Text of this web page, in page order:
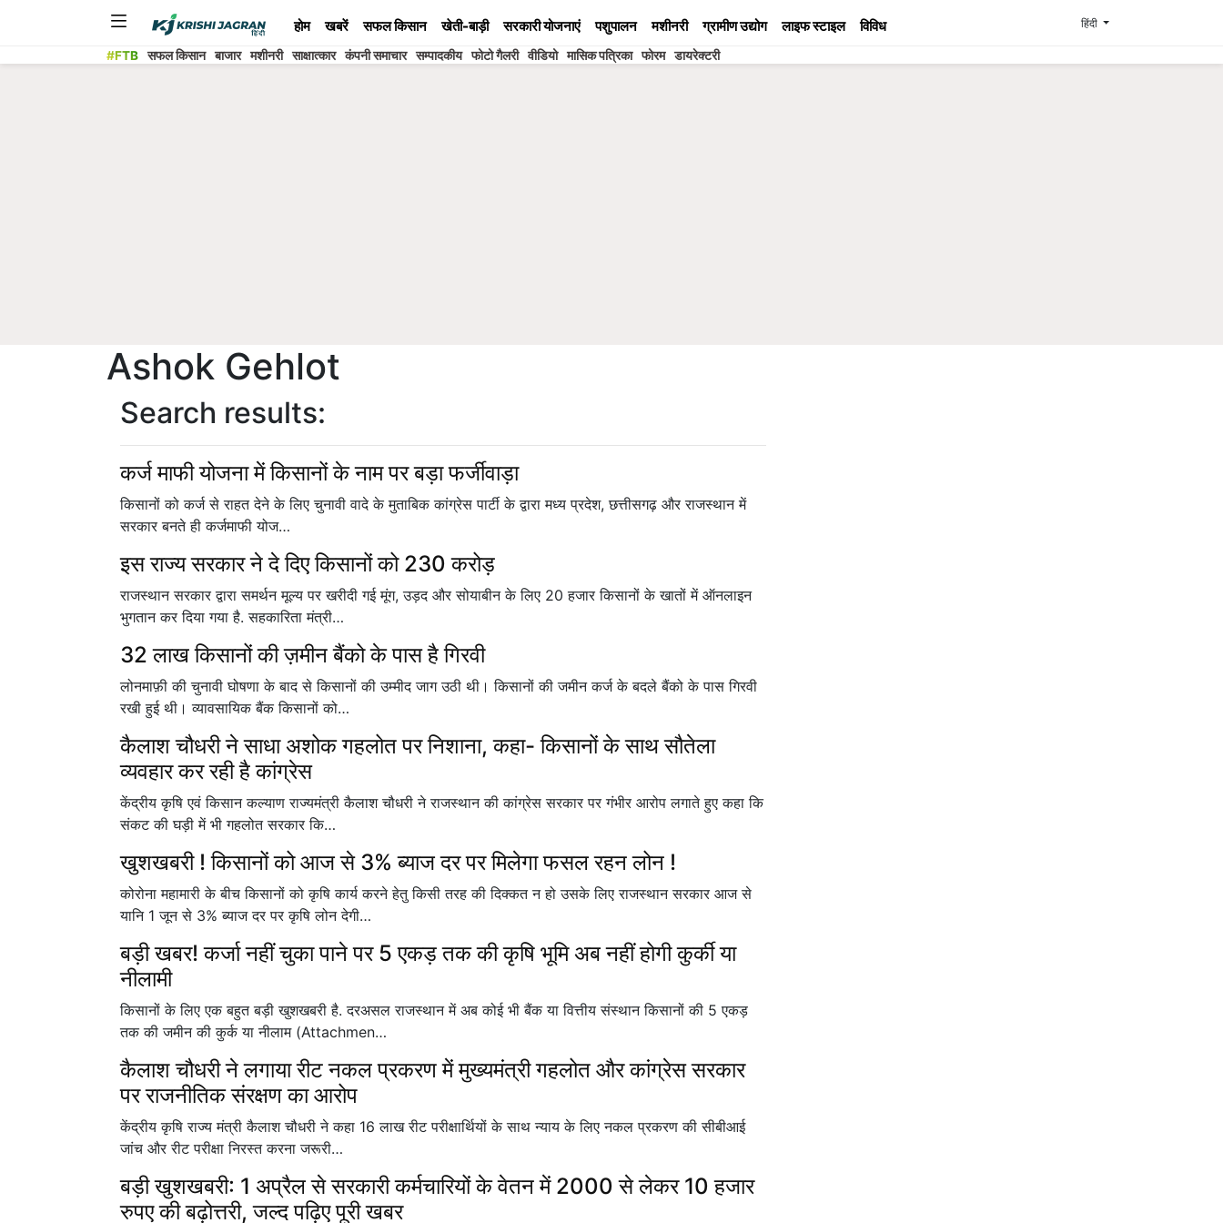
होम खबरें सफल किसान खेती-बाड़ी सरकारी योजनाएं पशुपालन मशीनरी ग्रामीण उद्योग लाइफ स्टाइल विविध हिंदी
#FTB सफल किसान बाजार मशीनरी साक्षात्कार कंपनी समाचार सम्पादकीय फोटो गैलरी वीडियो मासिक पत्रिका फोरम डायरेक्टरी
Ashok Gehlot
Search results:
कर्ज माफी योजना में किसानों के नाम पर बड़ा फर्जीवाड़ा
किसानों को कर्ज से राहत देने के लिए चुनावी वादे के मुताबिक कांग्रेस पार्टी के द्वारा मध्य प्रदेश, छत्तीसगढ़ और राजस्थान में
सरकार बनते ही कर्जमाफी योज…
इस राज्य सरकार ने दे दिए किसानों को 230 करोड़
राजस्थान सरकार द्वारा समर्थन मूल्य पर खरीदी गई मूंग, उड़द और सोयाबीन के लिए 20 हजार किसानों के खातों में ऑनलाइन
भुगतान कर दिया गया है. सहकारिता मंत्री…
32 लाख किसानों की ज़मीन बैंको के पास है गिरवी
लोनमाफ़ी की चुनावी घोषणा के बाद से किसानों की उम्मीद जाग उठी थी। किसानों की जमीन कर्ज के बदले बैंको के पास गिरवी
रखी हुई थी। व्यावसायिक बैंक किसानों को…
कैलाश चौधरी ने साधा अशोक गहलोत पर निशाना, कहा- किसानों के साथ सौतेला
व्यवहार कर रही है कांग्रेस
केंद्रीय कृषि एवं किसान कल्याण राज्यमंत्री कैलाश चौधरी ने राजस्थान की कांग्रेस सरकार पर गंभीर आरोप लगाते हुए कहा कि
संकट की घड़ी में भी गहलोत सरकार कि…
खुशखबरी ! किसानों को आज से 3% ब्याज दर पर मिलेगा फसल रहन लोन !
कोरोना महामारी के बीच किसानों को कृषि कार्य करने हेतु किसी तरह की दिक्कत न हो उसके लिए राजस्थान सरकार आज से
यानि 1 जून से 3% ब्याज दर पर कृषि लोन देगी…
बड़ी खबर! कर्जा नहीं चुका पाने पर 5 एकड़ तक की कृषि भूमि अब नहीं होगी कुर्की या
नीलामी
किसानों के लिए एक बहुत बड़ी खुशखबरी है. दरअसल राजस्थान में अब कोई भी बैंक या वित्तीय संस्थान किसानों की 5 एकड़
तक की जमीन की कुर्क या नीलाम (Attachmen…
कैलाश चौधरी ने लगाया रीट नकल प्रकरण में मुख्यमंत्री गहलोत और कांग्रेस सरकार
पर राजनीतिक संरक्षण का आरोप
केंद्रीय कृषि राज्य मंत्री कैलाश चौधरी ने कहा 16 लाख रीट परीक्षार्थियों के साथ न्याय के लिए नकल प्रकरण की सीबीआई
जांच और रीट परीक्षा निरस्त करना जरूरी…
बड़ी खुशखबरी: 1 अप्रैल से सरकारी कर्मचारियों के वेतन में 2000 से लेकर 10 हजार
रुपए की बढ़ोत्तरी, जल्द पढ़िए पूरी खबर